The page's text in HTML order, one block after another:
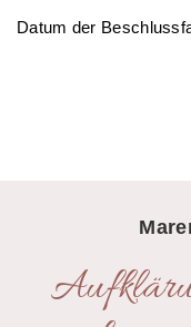
Datum der